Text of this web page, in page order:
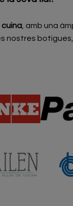
cuina , amb una
nostres